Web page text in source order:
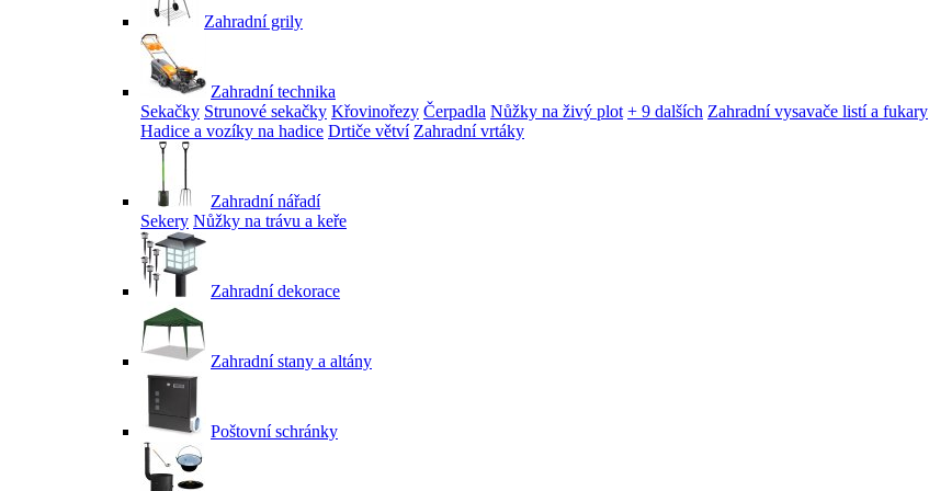
Zahradní grily
Zahradní technika
Sekačky Strunové sekačky Křovinořezy Čerpadla Nůžky na živý plot + 9 dalších Zahradní vysavače listí a fukary
Hadice a vozíky na hadice Drtiče větví Zahradní vrtáky
Zahradní nářadí
Sekery Nůžky na trávu a keře
Zahradní dekorace
Zahradní stany a altány
Poštovní schránky